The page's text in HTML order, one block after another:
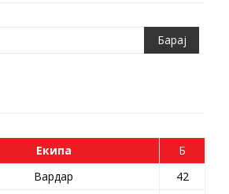
Екипа
Б
Вардар
42